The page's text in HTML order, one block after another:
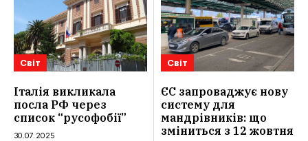
Світ
Італія викликала
посла РФ через
список “русофобії”
30.07.2025
Світ
ЄС запроваджує нову
систему для
мандрівників: що
зміниться з 12 жовтня